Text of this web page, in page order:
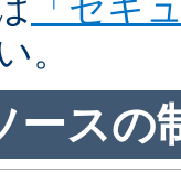
。
ースの